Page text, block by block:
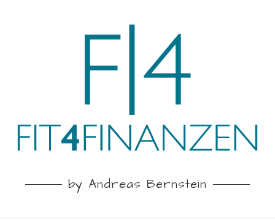
by Andreas Bernstein